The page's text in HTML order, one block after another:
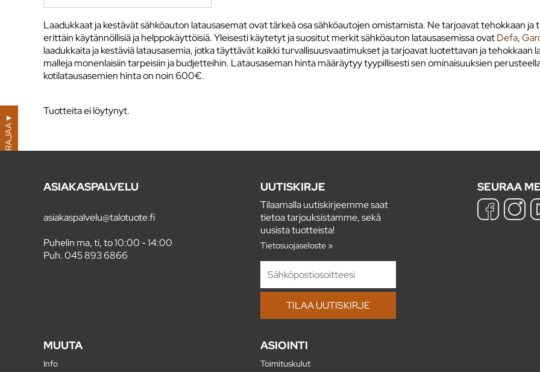
Laadukkaat ja kestävät sähköauton latausasemat ovat tärkeä osa sähköautojen omistamista. Ne tarjoavat tehokkaan ja
erittäin käytännöllisiä ja helppokäyttöisiä. Yleisesti käytetyt ja suositut merkit sähköauton latausasemissa ovatDefa,
laadukkaita ja kestäviä latausasemia, jotka täyttävät kaikki turvallisuusvaatimukset ja tarjoavat luotettavan ja
malleja monenlaisiin tarpeisiin ja budjetteihin. Latausaseman hinta määräytyy tyypillisesti sen ominaisuuksien
kotilatausasemien hinta on noin 600€.
RAJAA
▼
Tuotteita ei löytynyt.
ASIAKASPALVELU
asiakaspalvelu@talotuote.fi
Puhelin ma, ti, to 10:00 - 14:00
Puh.045 893 6866
UUTISKIRJE
Tilaamalla uutiskirjeemme saat
tietoa tarjouksistamme, sekä
uusista tuotteista!
Tietosuojaseloste »
SEURAA
MUUTA
Info
ASIOINTI
Toimituskulut